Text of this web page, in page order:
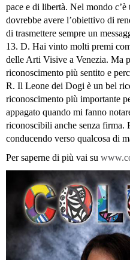
pace e di libertà. Nel mondo c’è
dovrebbe avere l’obiettivo di
di trasmettere sempre un
13. D. Hai vinto molti premi
delle Arti Visive a Venezia. Ma
riconoscimento più sentito e
R. Il Leone dei Dogi è un bel
riconoscimento più importante
appagato quando mi fanno
riconoscibili anche senza firma.
conducendo verso qualcosa di
Per saperne di più vai su